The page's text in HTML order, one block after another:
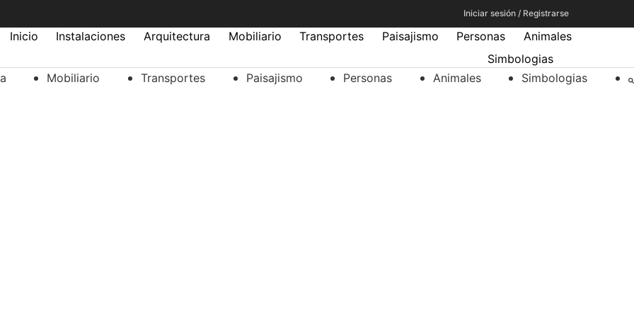
Iniciar sesión / Registrarse
Inicio Instalaciones Arquitectura Mobiliario Transportes Paisajismo Personas
Animales
Simbologias
Mobiliario Transportes Paisajismo Personas Animales Simbologias